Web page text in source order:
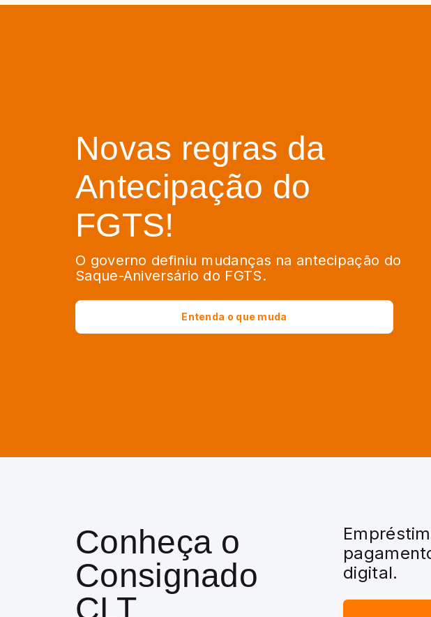
Novas regras da
Antecipação do
FGTS!
O governo definiu mudanças na antecipação do
Saque-Aniversário do FGTS.
Entenda o que muda
Conheça o
Consignado
CLT
digital.